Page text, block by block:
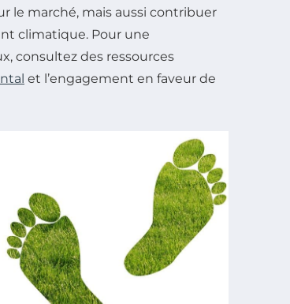
le marché, mais aussi contribuer
climatique. Pour une
consultez des ressources
et l’engagement en faveur de